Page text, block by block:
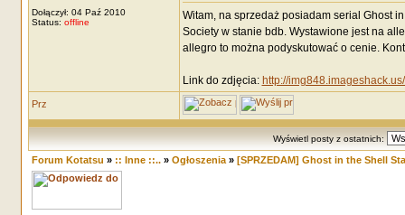
Dołączył: 04 Paź 2010
Status: offline
Witam, na sprzedaż posiadam serial Ghost
Society w stanie bdb. Wystawione jest na
allegro to można podyskutować o cenie.
Link do zdjęcia: http://
Wyświetl posty z ostatnich:
Forum Kotatsu » :: Inne ::..» Ogłoszenia» [SPRZEDAM] Ghost in the Shell